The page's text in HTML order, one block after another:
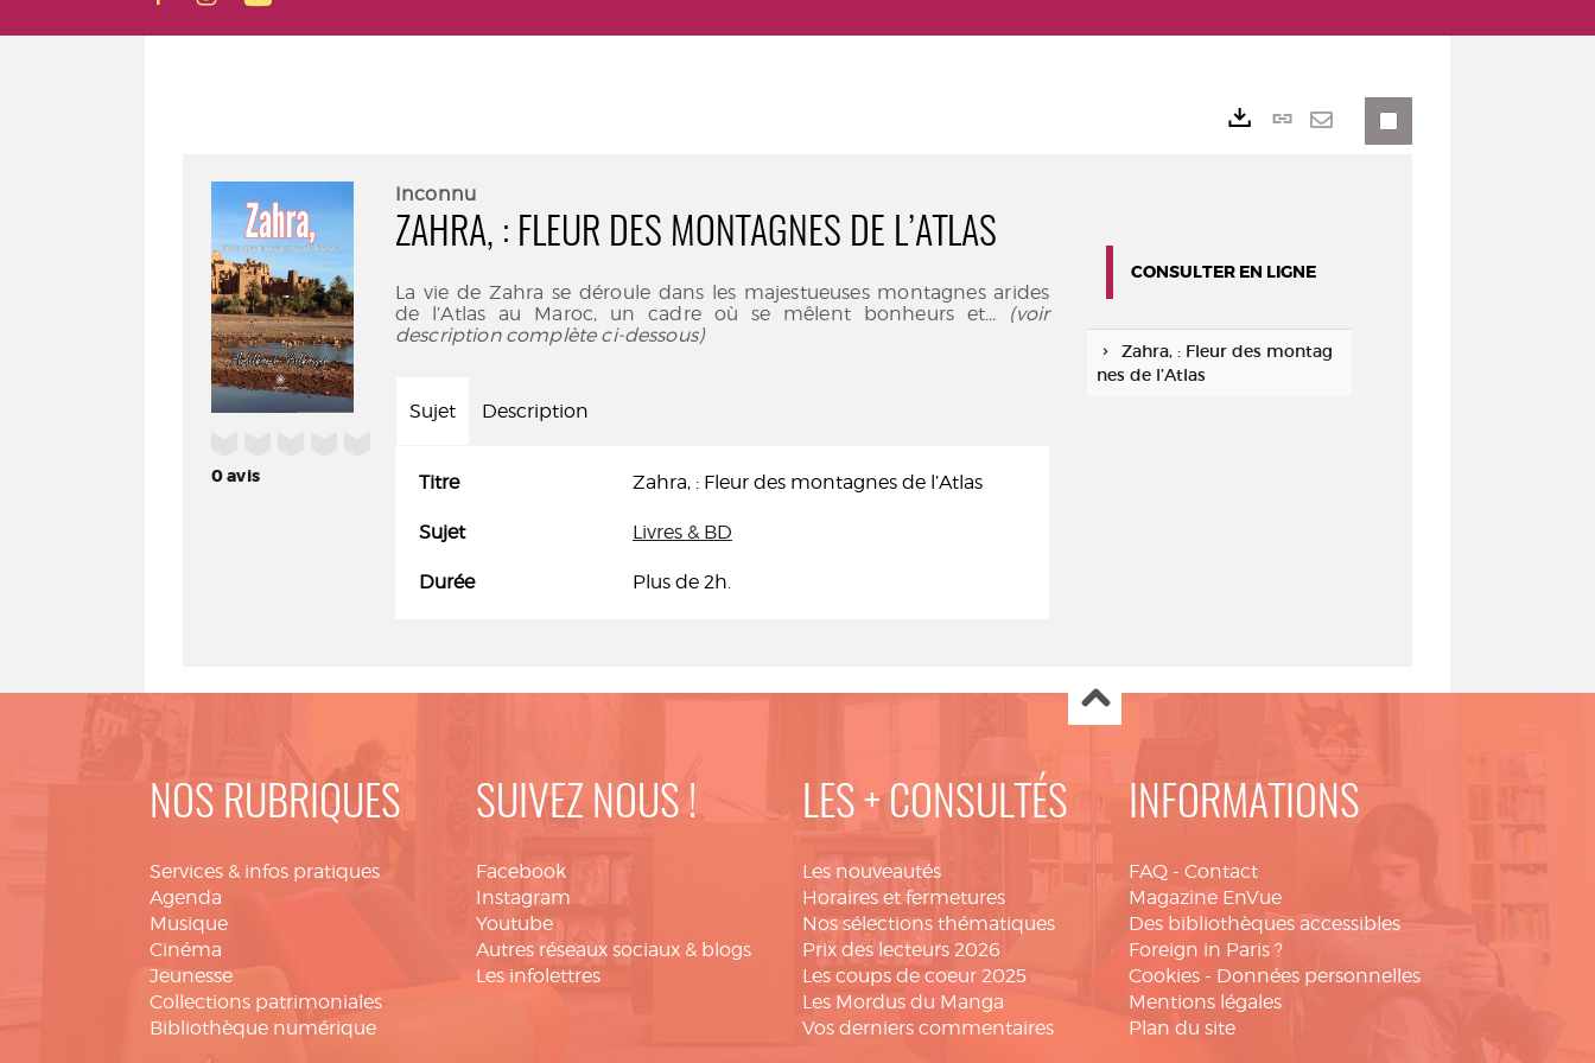
0avis
Inconnu
ZAHRA, : FLEUR DES MONTAGNES DE L’ATLAS
La vie de Zahra se déroule dans les majestueuses montagnes arides
de l’Atlas au Maroc, un cadre où se mêlent bonheurs et... (voir
description complète ci-dessous)
Sujet Description
Titre Zahra, : Fleur des montagnes de l’Atlas
Sujet Livres & BD
Durée Plus de 2h.
Lien
CONSULTER EN LIGNE
Zahra, : Fleur des montag
nes de l’Atlas
NOS RUBRIQUES
Services & infos pratiques
Agenda
Musique
Cinéma
Jeunesse
Collections patrimoniales
Bibliothèque numérique
SUIVEZ NOUS !
Facebook
Instagram
Youtube
Autres réseaux sociaux & blogs
Les infolettres
LES + CONSULTÉS
Les nouveautés
Horaires et fermetures
Nos sélections thématiques
Prix des lecteurs 2026
Les coups de coeur 2025
Les Mordus du Manga
Vos derniers commentaires
INFORMATIONS
FAQ - Contact
Magazine EnVue
Des bibliothèques accessibles
Foreign in Paris ?
Cookies - Données personnelles
Mentions légales
Plan du site